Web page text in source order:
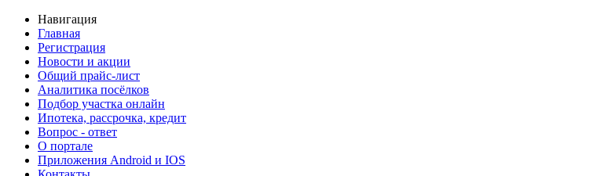
Навигация
Главная
Регистрация
Новости и акции
Общий прайс-лист
Аналитика посёлков
Подбор участка онлайн
Ипотека, рассрочка, кредит
Вопрос - ответ
О портале
Приложения Android и IOS